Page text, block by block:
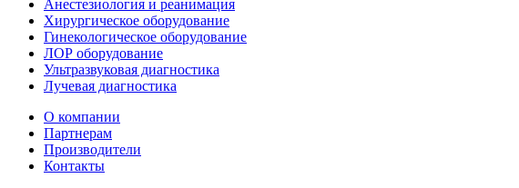
Анестезиология и реанимация
Хирургическое оборудование
Гинекологическое оборудование
ЛОР оборудование
Ультразвуковая диагностика
Лучевая диагностика
О компании
Партнерам
Производители
Контакты